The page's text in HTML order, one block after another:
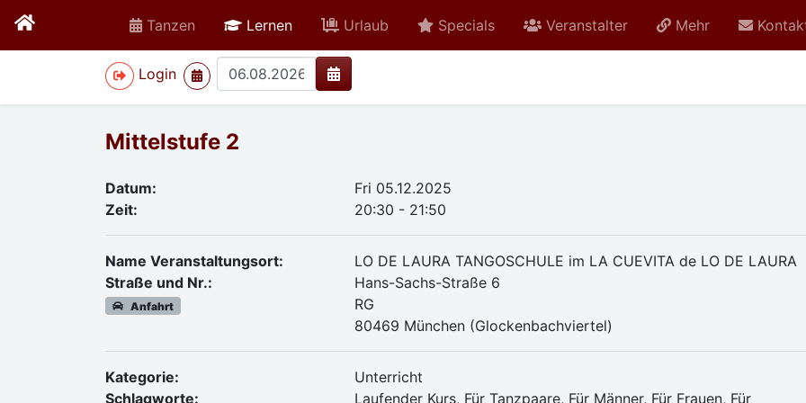
Tanzen Lernenactive Urlaub Specials Veranstalter Mehr
Login
>
Mittelstufe 2
Datum:
Fri 05.12.2025
Zeit:
20:30 - 21:50
Name Veranstaltungsort:
LO DE LAURA TANGOSCHULE im LA CUEVITA de LO DE LAURA
Straße und Nr.:
Anfahrt
Hans-Sachs-Straße 6
RG
80469 München (Glockenbachviertel)
Kategorie:
Unterricht
Schlagworte:
Laufender Kurs, Für Tanzpaare, Für Männer, Für Frauen, Für